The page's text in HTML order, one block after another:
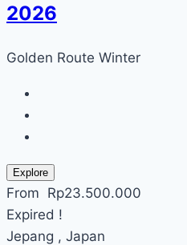
2026
Golden Route Winter
Explore
From Rp23.500.000
Expired !
Jepang , Japan